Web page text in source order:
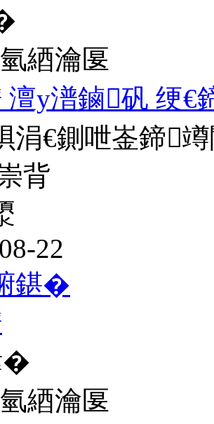
綇瀹匽
澶у潽鏀矾 绠
涓€鍘呭崟鍗
背
22
鍖�
�
綇瀹匽